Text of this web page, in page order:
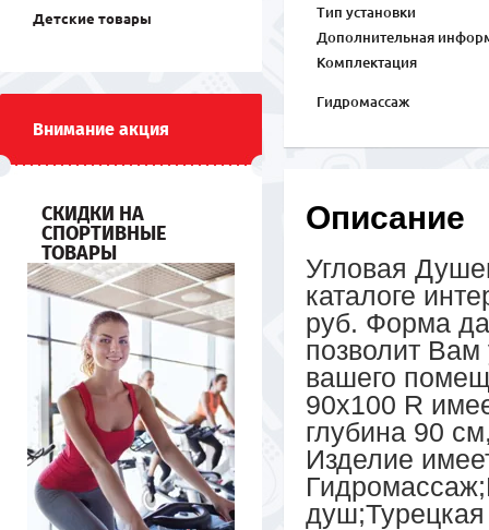
Тип установки
Дополнительная
Комплектация
Гидромассаж
Описание
Угловая
каталоге
руб. Форма
позволит Вам
вашего
90x100 R
глубина 90
Изделие
Детские товары
Внимание акция
СКИДКИ НА
СПОРТИВНЫЕ
ТОВАРЫ